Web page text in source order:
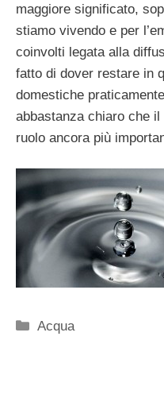
maggiore significato,
stiamo vivendo e per
coinvolti legata alla
fatto di dover restare in
domestiche
abbastanza chiaro che
ruolo ancora più
Categorie
Acqua